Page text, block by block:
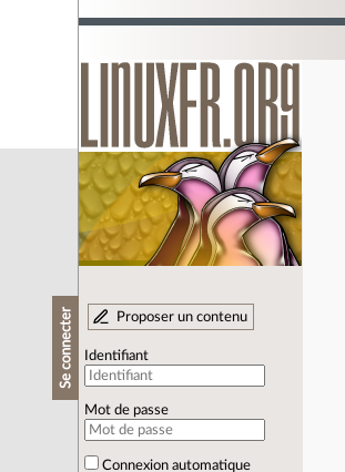
Se connecter Proposer un contenu
Identifiant
Mot de passe
Connexion automatique